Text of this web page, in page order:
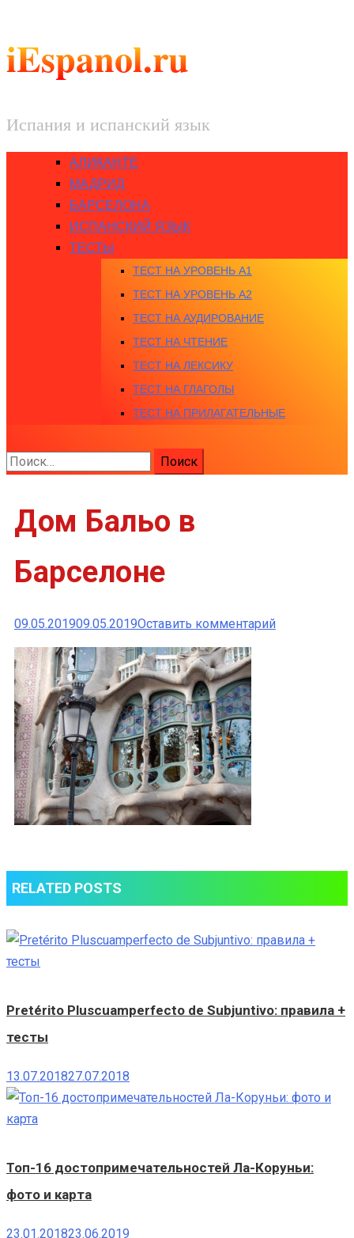
iEspanol.ru
Испания и испанский язык
АЛИКАНТЕ
МАДРИД
БАРСЕЛОНА
ИСПАНСКИЙ ЯЗЫК
ТЕСТЫ
ТЕСТ НА УРОВЕНЬ A1
ТЕСТ НА УРОВЕНЬ A2
ТЕСТ НА АУДИРОВАНИЕ
ТЕСТ НА ЧТЕНИЕ
ТЕСТ НА ЛЕКСИКУ
ТЕСТ НА ГЛАГОЛЫ
ТЕСТ НА ПРИЛАГАТЕЛЬНЫЕ
Найти:
Дом Бальо в
Барселоне
09.05.201909.05.2019Оставить комментарийк
RELATED POSTS
Pretérito Pluscuamperfecto de Subjuntivo: правила +
тесты
13.07.201827.07.2018
Топ-16 достопримечательностей Ла-Коруньи:
фото и карта
23.01.201823.06.2019